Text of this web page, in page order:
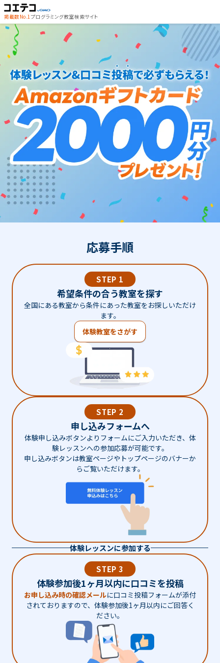
掲載数No.1プログラミング教室検索サイト
応募手順
STEP 1
希望条件の合う教室を探す
全国にある教室から条件にあった教室をお探しいただけ
ます。
体験教室をさがす
STEP 2
申し込みフォームへ
体験申し込みボタンよりフォームにご入力いただき、体
験レッスンへの参加応募が可能です。
申し込みボタンは教室ページやトップページのバナーか
らご覧いただけます。
体験レッスンに参加する
STEP 3
体験参加後1ヶ月以内に口コミを投稿
お申し込み時の確認メールに口コミ投稿フォームが添付
されておりますので、体験参加後1ヶ月以内にご回答く
ださい。